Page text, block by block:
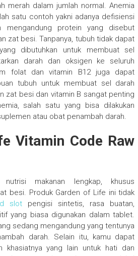
merah dalam jumlah normal. Anemia
satu contoh yakni adanya defisiensi
mengandung protein yang disebut
zat besi. Tanpanya, tubuh tidak dapat
dibutuhkan untuk membuat sel
darah dan oksigen ke seluruh
folat dan vitamin B12 juga dapat
tubuh untuk membuat sel darah
zat besi dan vitamin B sangat penting
salah satu yang bisa dilakukan
atau obat penambah darah.
Vitamin Code Raw
makanan lengkap, khusus
besi. Produk Garden of Life ini tidak
slotpengisi sintetis, rasa buatan,
yang biasa digunakan dalam tablet.
sedang mengandung yang tentunya
darah. Selain itu, kamu dapat
khasiatnya yang lain untuk hati dan